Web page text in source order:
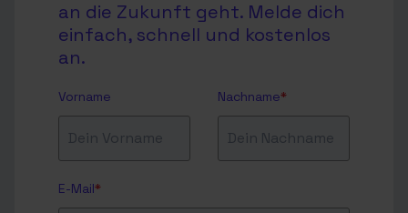
an die Zukunft geht. Melde dich
einfach, schnell und kostenlos
an.
Vorname Nachname*
E-Mail*